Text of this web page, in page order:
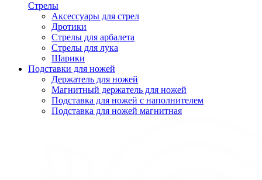
Стрелы
Аксессуары для стрел
Дротики
Стрелы для арбалета
Стрелы для лука
Шарики
Подставки для ножей
Держатель для ножей
Магнитный держатель для ножей
Подставка для ножей с наполнителем
Подставка для ножей магнитная